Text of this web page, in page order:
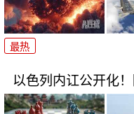
最热
以色列内讧公开化